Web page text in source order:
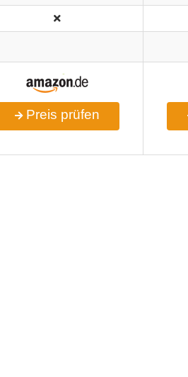
Preis prüfen